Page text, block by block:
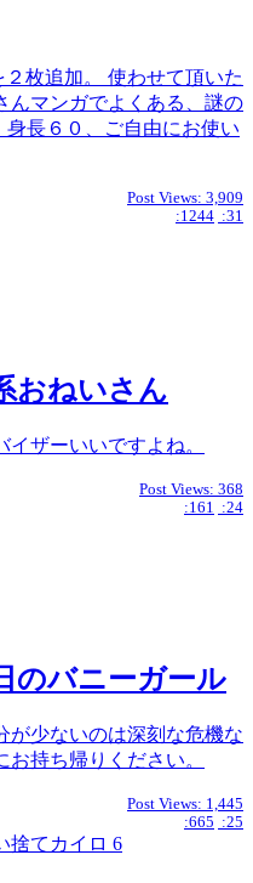
２枚追加。 使わせて頂いた
んマンガでよくある、謎の
長６０、ご自由にお使い
Post Views: 3,909
:1244 :31
おねいさん
ザーいいですよね。
Post Views: 368
:161 :24
のバニーガール
が少ないのは深刻な危機な
持ち帰りください。
Post Views: 1,445
:665 :25
捨てカイロ 6